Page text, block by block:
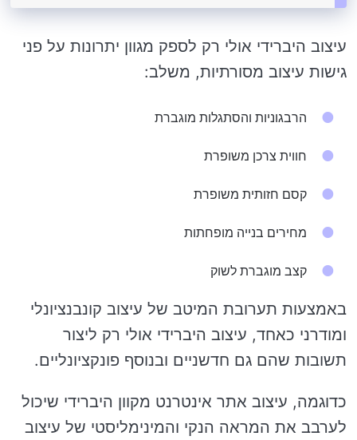
עיצוב היברידי אולי רק לספק מגוון יתרונות על פני
גישות עיצוב מסורתיות, משלב:
הרבגוניות והסתגלות מוגברת
חווית צרכן משופרת
קסם חזותית משופרת
מחירים בנייה מופחתות
קצב מוגברת לשוק
באמצעות תערובת המיטב של עיצוב קונבנציונלי
ומודרני כאחד, עיצוב היברידי אולי רק ליצור
תשובות שהם גם חדשניים ובנוסף פונקציונליים.
כדוגמה, עיצוב אתר אינטרנט מקוון היברידי שיכול
לערבב את המראה הנקי והמינימליסטי של עיצוב